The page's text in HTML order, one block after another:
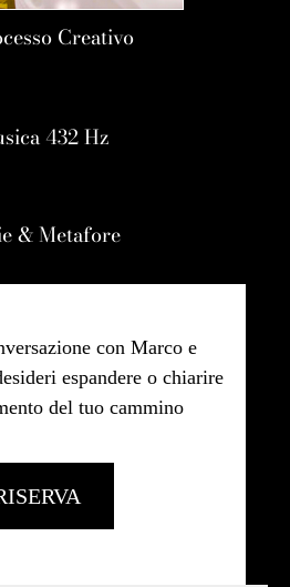
Creativo
432 Hz
& Metafore
con Marco e
espandere o chiarire
del tuo cammino